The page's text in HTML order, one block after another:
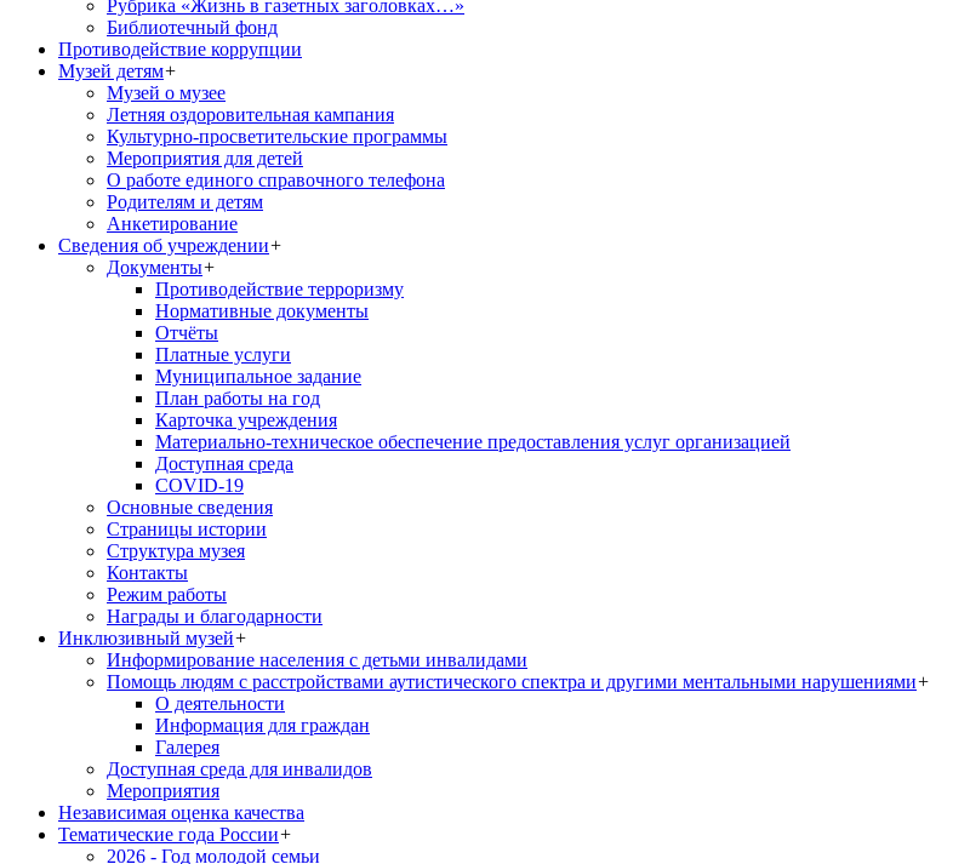
Рубрика «Жизнь в газетных заголовках…»
Библиотечный фонд
Противодействие коррупции
Музей детям+
Музей о музее
Летняя оздоровительная кампания
Культурно-просветительские программы
Мероприятия для детей
О работе единого справочного телефона
Родителям и детям
Анкетирование
Сведения об учреждении+
Документы+
Противодействие терроризму
Нормативные документы
Отчёты
Платные услуги
Муниципальное задание
План работы на год
Карточка учреждения
Материально-техническое обеспечение предоставления услуг организацией
Доступная среда
COVID-19
Основные сведения
Страницы истории
Структура музея
Контакты
Режим работы
Награды и благодарности
Инклюзивный музей+
Информирование населения с детьми инвалидами
Помощь людям с расстройствами аутистического спектра и другими ментальными нарушениями+
О деятельности
Информация для граждан
Галерея
Доступная среда для инвалидов
Мероприятия
Независимая оценка качества
Тематические года России+
2026 - Год молодой семьи